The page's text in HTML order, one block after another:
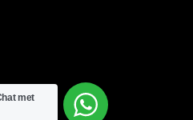
met